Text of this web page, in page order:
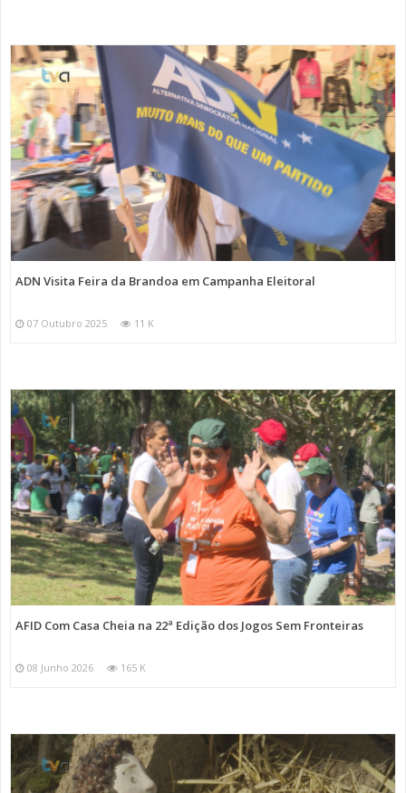
ADN Visita Feira da Brandoa em Campanha Eleitoral
07 Outubro 2025 11 K
AFID Com Casa Cheia na 22ª Edição dos Jogos Sem Fronteiras
08 Junho 2026 165 K